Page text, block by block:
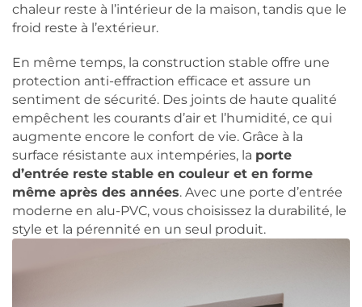
chaleur reste à l’intérieur de la maison, tandis que le
froid reste à l’extérieur.
En même temps, la construction stable offre une
protection anti-effraction efficace et assure un
sentiment de sécurité. Des joints de haute qualité
empêchent les courants d’air et l’humidité, ce qui
augmente encore le confort de vie. Grâce à la
surface résistante aux intempéries, la porte
d’entrée reste stable en couleur et en forme
même après des années. Avec une porte d’entrée
moderne en alu-PVC, vous choisissez la durabilité, le
style et la pérennité en un seul produit.